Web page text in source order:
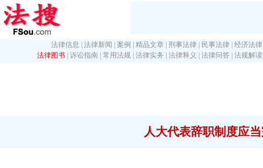
法律信息 法律新闻 案例 精品文章 刑事法律 民事法律 经济法律
法律图书 诉讼指南 常用法规 法律实务 法律释义 法律问答 法规解读
人大代表辞职制度应